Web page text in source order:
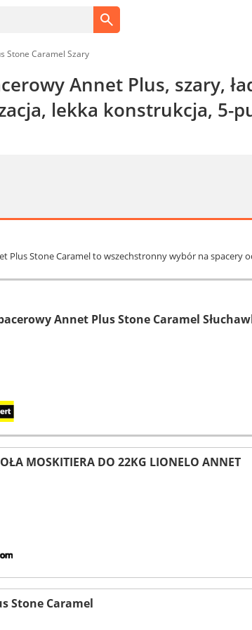
Stone Caramel Szary
Annet Plus, szary,
lekka konstrukcja, 5-
Plus Stone Caramel to wszechstronny wybór na spacery
Annet Plus Stone Caramel
MOSKITIERA DO 22KG LIONELO ANNET
Stone Caramel